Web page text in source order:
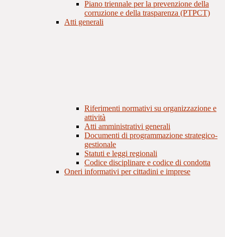
Piano triennale per la prevenzione della
corruzione e della trasparenza (PTPCT)
Atti generali
Riferimenti normativi su organizzazione e
attività
Atti amministrativi generali
Documenti di programmazione strategico-
gestionale
Statuti e leggi regionali
Codice disciplinare e codice di condotta
Oneri informativi per cittadini e imprese